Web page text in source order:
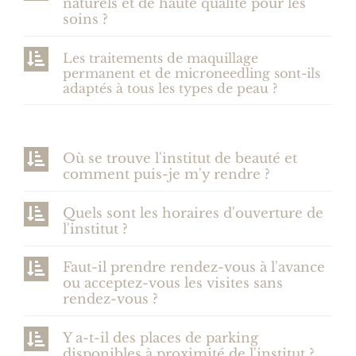
naturels et de haute qualité pour les
soins ?
Les traitements de maquillage
permanent et de microneedling sont-ils
adaptés à tous les types de peau ?
Où se trouve l'institut de beauté et
comment puis-je m'y rendre ?
Quels sont les horaires d'ouverture de
l'institut ?
Faut-il prendre rendez-vous à l'avance
ou acceptez-vous les visites sans
rendez-vous ?
Y a-t-il des places de parking